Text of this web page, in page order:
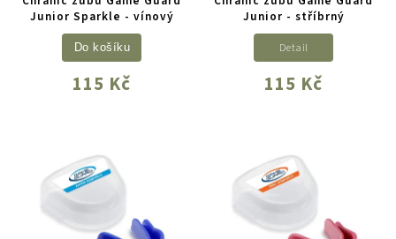
Junior Sparkle - vínový
115 Kč
Do košíku
Junior - stříbrný
115 Kč
Detail